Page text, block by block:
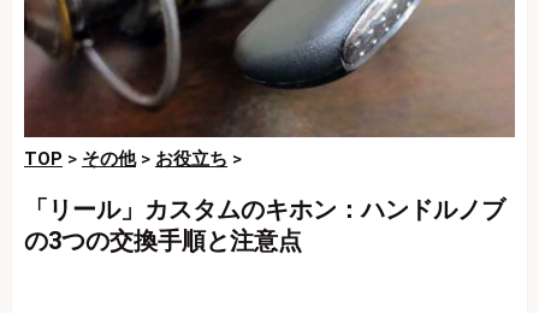
TOP > その他> お役立ち >
「リール」カスタムのキホン：ハンドルノブ
の3つの交換手順と注意点